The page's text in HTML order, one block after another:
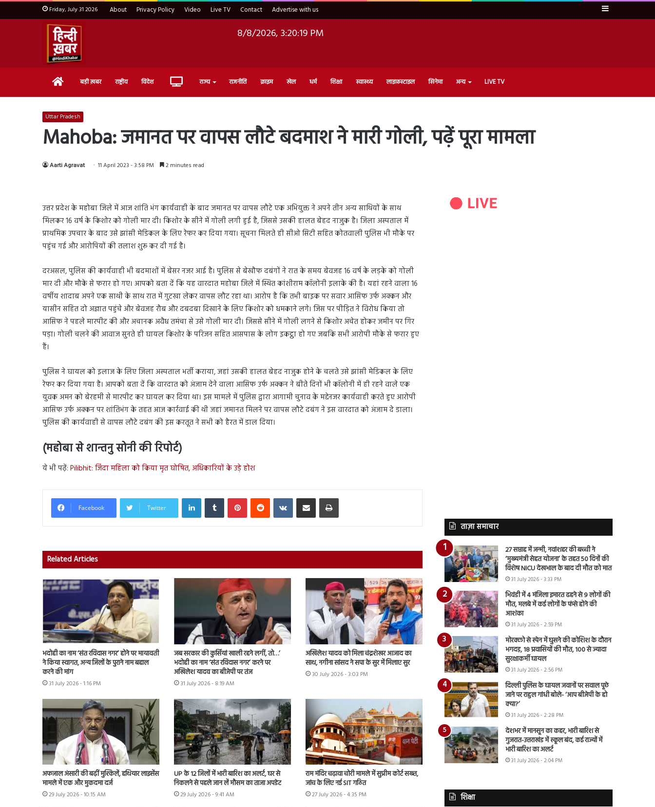
Friday, July 31 2026 About Privacy Policy Video Live TV Contact Advertise with us Sidebar
8/8/2026, 3:20:20 PM
Home बड़ी ख़बर राष्ट्रीय विदेश Live राज्य राजनीति क्राइम खेल धर्म शिक्षा स्वास्थ्य लाइफ़स्टाइल सिनेमा अन्य LIVE TV
Uttar Pradesh
Mahoba: जमानत पर वापस लौटे बदमाश ने मारी गोली, पढ़ें पूरा मामला
Aarti Agravat 11 April 2023 - 3:58 PM 2 minutes read
उत्तर प्रदेश के महोबा जिले में आज शांति भंग कार्यवाही के बाद जमानत पर वापस लौटे एक अभियुक्त ने अपने तीन अन्य साथियों के साथ
मिलकर 16 वर्ष के किशोर को गोली मार दी। किशोर के सीने में गोली लगी हुई है, जिससे उसकी हालत बेहद नाजुक है। जिला अस्पताल में
प्राथमिक उपचार के बाद उसे झांसी मेडिकल के लिए रेफर कर दिया गया। सूचना मिलते ही सीओ सिटी सहित कोतवाली पुलिस भी मौके पर
पहुंच गई और आरोपियों की तलाश शुरू कर दी गई है।
दरअसल, पुलिस की कार्यवाही भी बदमाशों में बेसर नजर आई है। पुलिस से बेखौफ दबंगों ने रात के समय बेवजह 16 वर्ष के लड़के को गोली
मार दी और मौके से फरार हो गए। आपको बता दें कि यह वारदात महोबा जिले में स्थित कांशीराम कॉलोनी इलाके की है। यहां रहने वाला 16
वर्षीय शादाब अपने एक साथी के साथ रात में गुटखा लेकर वापस लौट रहा था। आरोप है कि तभी बाइक पर सवार आसिफ उर्फ अक्कन और
यासीन सहित दो अज्ञात पहुंचे और बेवजह रौब और दबदबा दिखाने के लिए किशोर को धमकाने लगे। जिस पर पीड़ित ने विरोध किया तो
आसिफ ने पहले मारपीट की और अचानक अवैध तमंचा से उसे गोली मार दी। जिससे सीने में गोली लगने से किशोर अचेत होकर जमीन पर गिर
पड़ा। गोली चलने की आवाज सुनते ही घायल किशोर के परिजन सहित आसपास के लोग इकट्ठा हो गए जबकि सभी आरोपी मौके से फरार हुए
हैं।
पुलिस ने घायल को इलाज के लिए जिला अस्पताल भर्ती कराया, जहां उसकी हालत बेहद नाजुक होने के चलते उसे झांसी मेडिकल के लिए
रेफर कर दिया गया है। आपको बता दें कि वारदात को अंजाम देने वाला आसिफ उर्फ अक्कन ने बीते दिनों भी कॉलोनी में ही रहने वाले एक
युवक अमन को बेरहमी से मारपीट कर घायल कर दिया था। इस मामले में पुलिस द्वारा आगामी चुनाव के मद्देनजर कार्यवाही करते हुए आरोपी
आसिफ उर्फ अक्कन पर शांतिभंग के तहत आज कार्रवाई की थी जहां जमानत मिलने पर वापस लौटे दबंग ने इस वारदात को अंजाम दे डाला।
पुलिस की कार्यवाही से वापस लौटे दबंग की इस करतूत ने सभी को हैरत में डाल दिया।
(महोबा से शान्तनु सोनी की रिपोर्ट)
ये भी पढ़ें: Pilibhit: जिंदा महिला को किया मृत घोषित, अधिकारियों के उड़े होश
Facebook Twitter
LinkedInTumblr PinterestReddit VKontakteShare via Email Print
Related Articles
भदोही का नाम ‘संत रविदास नगर’ होने पर मायावती
ने किया स्वागत, अन्य जिलों के पुराने नाम बहाल
करने की मांग
31 July 2026 - 1:16 PM
जब सरकार की कुर्सियां खाली रहने लगीं, तो…’
भदोही का नाम ‘संत रविदास नगर’ करने पर
अखिलेश यादव का बीजेपी पर तंज
31 July 2026 - 8:19 AM
अखिलेश यादव को मिला चंद्रशेखर आजाद का
साथ, नगीना सांसद ने सपा के सुर में मिलाए सुर
30 July 2026 - 3:03 PM
अफजाल अंसारी की बढ़ीं मुश्किलें, हथियार लाइसेंस
मामले में एक और मुकदमा दर्ज
29 July 2026 - 10:15 AM
UP के 12 जिलों में भारी बारिश का अलर्ट, घर से
निकलने से पहले जान लें मौसम का ताजा अपडेट
29 July 2026 - 9:41 AM
राम मंदिर चढ़ावा चोरी मामले में सुप्रीम कोर्ट सख्त,
जांच के लिए नई SIT गठित
27 July 2026 - 4:35 PM
ताज़ा समाचार
27 सप्ताह में जन्मी, नवांशहर की बच्ची ने
‘मुख्यमंत्री सेहत योजना’ के तहत 50 दिनों की
विशेष NICU देखभाल के बाद दी मौत को मात
31 July 2026 - 3:33 PM
भिवंडी में 4 मंजिला इमारत ढहने से 9 लोगों की
मौत, मलबे में कई लोगों के फंसे होने की
आशंका
31 July 2026 - 2:59 PM
मोरक्को से स्पेन में घुसने की कोशिश के दौरान
भगदड़, 18 प्रवासियों की मौत, 100 से ज्यादा
सुरक्षाकर्मी घायल
31 July 2026 - 2:56 PM
दिल्ली पुलिस के घायल जवानों पर सवाल पूछे
जाने पर राहुल गांधी बोले- ‘आप बीजेपी के हो
क्या?’
31 July 2026 - 2:28 PM
देशभर में मानसून का कहर, भारी बारिश से
गुजरात-उत्तराखंड में स्कूल बंद, कई राज्यों में
भारी बारिश का अलर्ट
31 July 2026 - 2:04 PM
शिक्षा